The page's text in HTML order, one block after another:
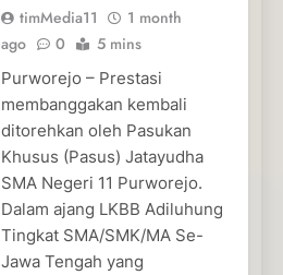
timMedia11
1 month
ago
0 5 mins
Purworejo – Prestasi
membanggakan kembali
ditorehkan oleh Pasukan
Khusus (Pasus) Jatayudha
SMA Negeri 11 Purworejo.
Dalam ajang LKBB Adiluhung
Tingkat SMA/SMK/MA Se-
Jawa Tengah yang